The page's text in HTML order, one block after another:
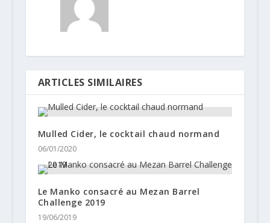
ARTICLES SIMILAIRES
Mulled Cider, le cocktail chaud normand
06/01/2020
Le Manko consacré au Mezan Barrel
Challenge 2019
19/06/2019